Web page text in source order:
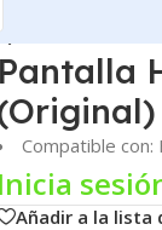
Pantalla
Compatible
Inicia
Añadir a la lista